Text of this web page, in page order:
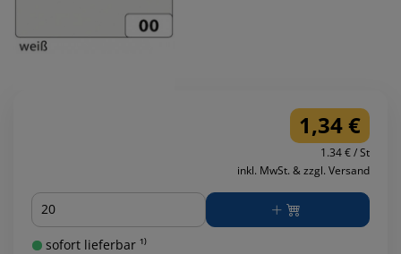
1,34 €
1.34 € / St
inkl. MwSt. & zzgl. Versand
Menge
sofort lieferbar ¹⁾